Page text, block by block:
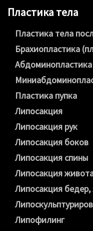
Пластика тела
Пластика тела
Брахиопластика
Пластика пупка
Липосакция
Липосакция рук
Липосакция боков
Липосакция спины
Липосакция
Липосакция
Липофилинг